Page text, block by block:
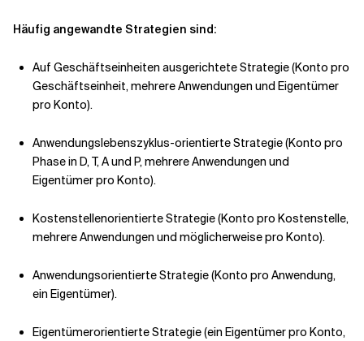
Häufig angewandte Strategien sind:
Auf Geschäftseinheiten ausgerichtete Strategie (Konto pro
Geschäftseinheit, mehrere Anwendungen und Eigentümer
pro Konto).
Anwendungslebenszyklus-orientierte Strategie (Konto pro
Phase in D, T, A und P, mehrere Anwendungen und
Eigentümer pro Konto).
Kostenstellenorientierte Strategie (Konto pro Kostenstelle,
mehrere Anwendungen und möglicherweise pro Konto).
Anwendungsorientierte Strategie (Konto pro Anwendung,
ein Eigentümer).
Eigentümerorientierte Strategie (ein Eigentümer pro Konto,